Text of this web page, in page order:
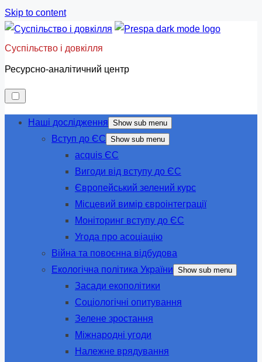
Skip to content
Суспільство і довкілля
Ресурсно-аналітичний центр
Наші дослідження Show sub menu
Вступ до ЄС Show sub menu
acquis ЄС
Вигоди від вступу до ЄС
Європейський зелений курс
Місцевий вимір євроінтеграції
Моніторинг вступу до ЄС
Угода про асоціацію
Війна та повоєнна відбудова
Екологічна політика України Show sub menu
Засади екополітики
Соціологічні опитування
Зелене зростання
Міжнародні угоди
Належне врядування